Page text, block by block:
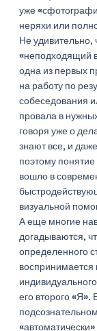
уже
неряхи или
Не удивительно,
«неподходящий
одна из первых
на работу по
собеседования
провала в
говоря уже о
знают все, и
поэтому
вошло в
визуальной
А еще многие
догадываются,
определенного
воспринимается
его второго «Я».